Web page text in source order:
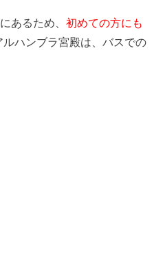
あるため、初めての方にも
ハンブラ宮殿は、バスでの